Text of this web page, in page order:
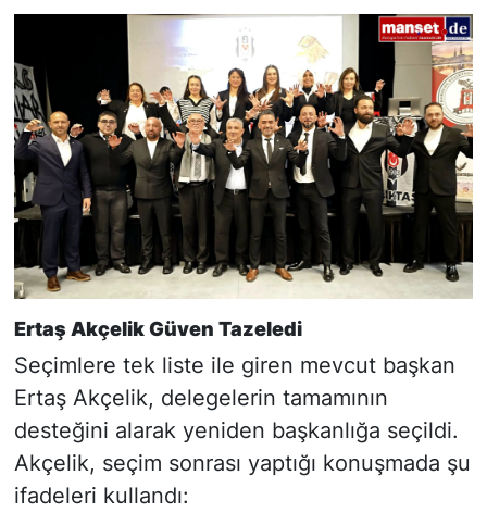
Ertaş Akçelik Güven Tazeledi
Seçimlere tek liste ile giren mevcut başkan
Ertaş Akçelik, delegelerin tamamının
desteğini alarak yeniden başkanlığa seçildi.
Akçelik, seçim sonrası yaptığı konuşmada şu
ifadeleri kullandı: